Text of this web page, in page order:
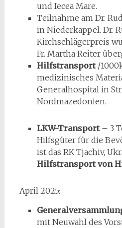
und Iecea Mare.
Teilnahme am Dr.
in Niederkappel. Dr.
Kirchschlägerpreis
Fr. Martha Reiter
Hilfstransport/
medizinisches
Generalhospital in
Nordmazedonien.
LKW-Transport– 3
Hilfsgüter für die
ist das RK Tjachiv,
Hilfstransport von
April 2025:
mit Neuwahl des